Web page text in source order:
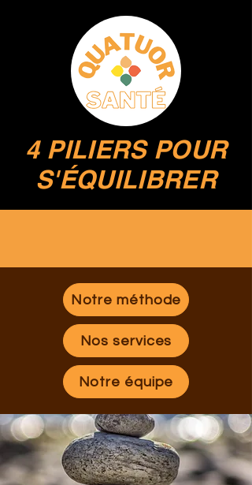
4 PILIERS POUR
S'ÉQUILIBRER
Notre méthode
Nos services
Notre équipe